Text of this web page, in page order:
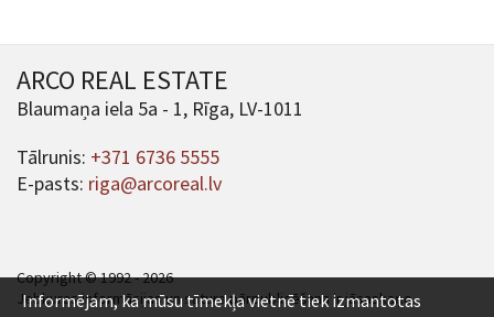
ARCO REAL ESTATE
Blaumaņa iela 5a - 1, Rīga, LV-1011
Tālrunis: +371 6736 5555
E-pasts: riga@arcoreal.lv
Copyright © 1992 - 2026
Jebkuras informācijas un satura pārpublicēšana ir jāsaskaņo.
Informējam, ka mūsu tīmekļa vietnē tiek izmantotas